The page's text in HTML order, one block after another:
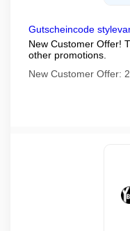
Gutscheincode
New Customer Offer!
other promotions.
New Customer Offer: